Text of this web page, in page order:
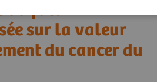
du futur –
sur la valeur
du cancer du